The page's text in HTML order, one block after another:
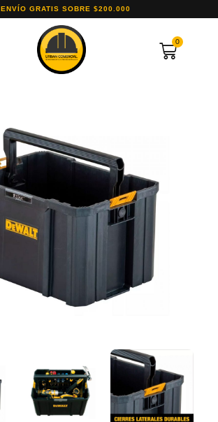
ENVÍO GRATIS SOBRE $200.000
0